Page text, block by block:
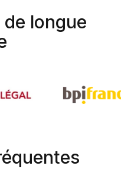
longue